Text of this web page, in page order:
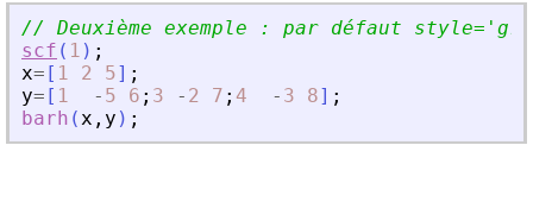
// Deuxième exemple : par défaut style= '
scf ( 1 ) ;
x= [ 1 2 5] ;
y= [ 1 - 5 6 ; 3 - 2 7 ; 4 - 3 8] ;
barh (x , y ) ;